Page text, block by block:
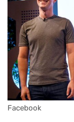
Facebook